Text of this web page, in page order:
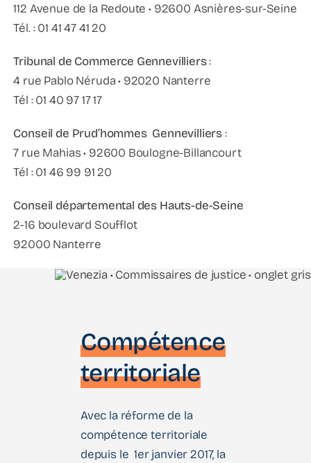
112 Avenue de la Redoute • 92600 Asnières-sur-Seine
Tél. : 01 41 47 41 20
Tribunal de Commerce Gennevilliers:
4 rue Pablo Néruda • 92020 Nanterre
Tél : 01 40 97 17 17
Conseil de Prud’hommes Gennevilliers:
7 rue Mahias • 92600 Boulogne-Billancourt
Tél : 01 46 99 91 20
Conseil départemental des Hauts-de-Seine
2-16 boulevard Soufflot
92000 Nanterre
Compétence
territoriale
Avec la réforme de la
compétence territoriale
depuis le 1er janvier 2017, la